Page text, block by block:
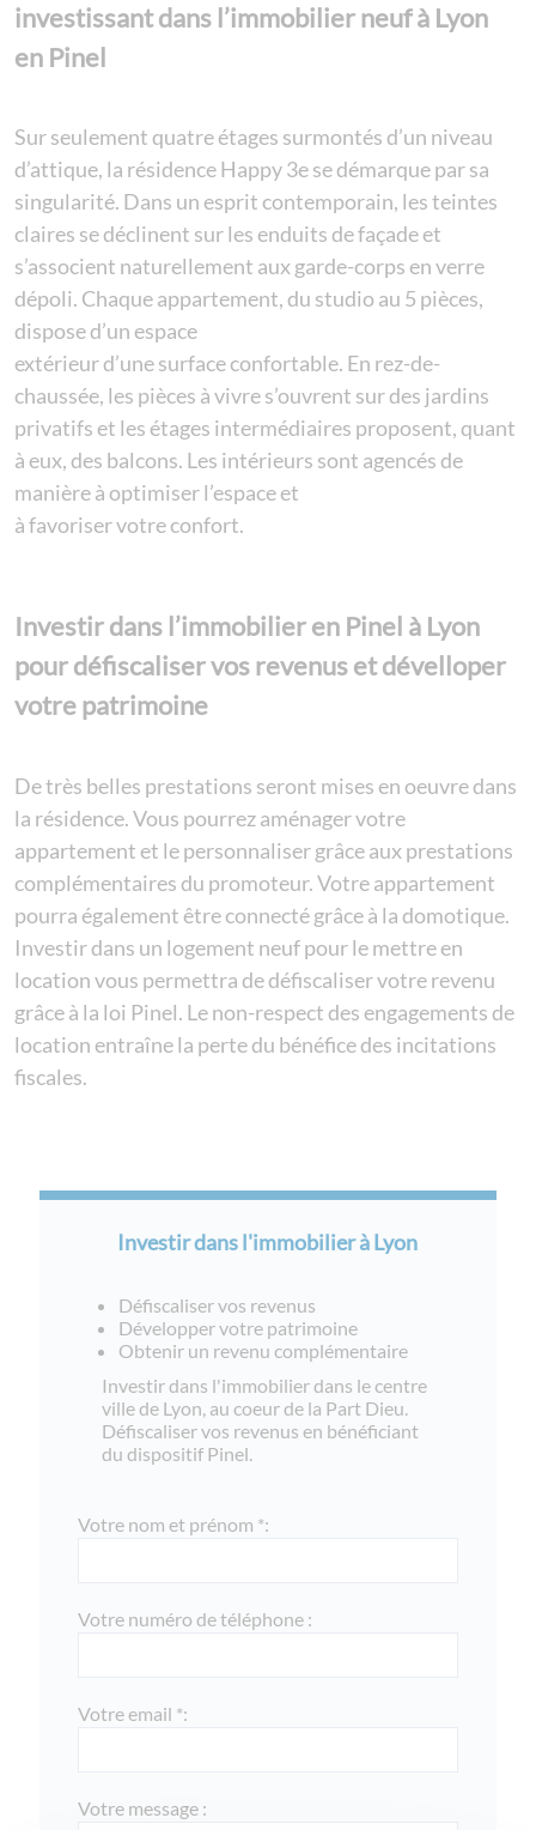
investissant dans l’immobilier neuf à Lyon
en Pinel
Sur seulement quatre étages surmontés d’un niveau
d’attique, la résidence Happy 3e se démarque par sa
singularité. Dans un esprit contemporain, les teintes
claires se déclinent sur les enduits de façade et
s’associent naturellement aux garde-corps en verre
dépoli. Chaque appartement, du studio au 5 pièces,
dispose d’un espace
extérieur d’une surface confortable. En rez-de-
chaussée, les pièces à vivre s’ouvrent sur des jardins
privatifs et les étages intermédiaires proposent, quant
à eux, des balcons. Les intérieurs sont agencés de
manière à optimiser l’espace et
à favoriser votre confort.
Investir dans l’immobilier en Pinel à Lyon
pour défiscaliser vos revenus et dévelloper
votre patrimoine
De très belles prestations seront mises en oeuvre dans
la résidence. Vous pourrez aménager votre
appartement et le personnaliser grâce aux prestations
complémentaires du promoteur. Votre appartement
pourra également être connecté grâce à la domotique.
Investir dans un logement neuf pour le mettre en
location vous permettra de défiscaliser votre revenu
grâce à la loi Pinel. Le non-respect des engagements de
location entraîne la perte du bénéfice des incitations
fiscales.
Investir dans l'immobilier à Lyon
Défiscaliser vos revenus
Développer votre patrimoine
Obtenir un revenu complémentaire
Investir dans l'immobilier dans le centre
ville de Lyon, au coeur de la Part Dieu.
Défiscaliser vos revenus en bénéficiant
du dispositif Pinel.
Votre nom et prénom *:
Votre numéro de téléphone :
Votre email *:
Votre message :